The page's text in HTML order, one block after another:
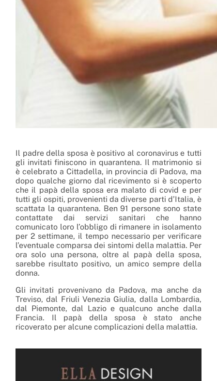
Il padre della sposa è positivo al coronavirus e tutti
gli invitati finiscono in quarantena. Il matrimonio si
è celebrato a Cittadella, in provincia di Padova, ma
dopo qualche giorno dal ricevimento si è scoperto
che il papà della sposa era malato di covid e per
tutti gli ospiti, provenienti da diverse parti d’Italia, è
scattata la quarantena. Ben 91 persone sono state
contattate dai servizi sanitari che hanno
comunicato loro l’obbligo di rimanere in isolamento
per 2 settimane, il tempo necessario per verificare
l’eventuale comparsa dei sintomi della malattia. Per
ora solo una persona, oltre al papà della sposa,
sarebbe risultato positivo, un amico sempre della
donna.
Gli invitati provenivano da Padova, ma anche da
Treviso, dal Friuli Venezia Giulia, dalla Lombardia,
dal Piemonte, dal Lazio e qualcuno anche dalla
Francia. Il papà della sposa è stato anche
ricoverato per alcune complicazioni della malattia.